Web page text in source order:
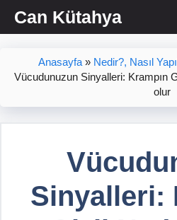
İçeriğe
atlaCan Kütahya
Anasayfa » Nedir?, Nasıl
Vücudunuzun Sinyalleri: Krampın
olur
Sinyalleri: